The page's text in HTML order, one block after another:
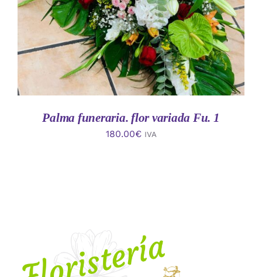
Palma funeraria. flor variada Fu. 1
180.00€ IVA